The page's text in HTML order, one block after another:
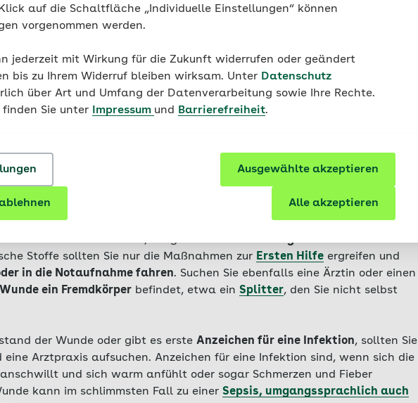
auf die Schaltfläche „Individuelle Einstellungen“ können
vorgenommen werden.
jederzeit mit Wirkung für die Zukunft widerrufen oder geändert
bis zu Ihrem Widerruf bleiben wirksam. Unter Datenschutz
über Art und Umfang der Datenverarbeitung sowie Ihre Rechte.
Sie unter
Impressum und Barrierefreiheit.
Ausgewählte akzeptieren
Alle akzeptieren
Verletzung prüfen, ob Sie
und Erde. Sie können schnell in eine Wunde gelangen und trotz moderner
Muskelkrämpfe auslösen. DieAuffrischung der Tetanus-Impfung
nicht reicht: Wann
ärztliche Hilfe?
Stoffe sollten Sie nur die Maßnahmen zur Ersten Hilfe ergreifen und
in die Notaufnahme fahren. Suchen Sie ebenfalls eine Ärztin oder einen
Wunde ein Fremdkörper befindet, etwa ein Splitter, den Sie nicht selbst
der Wunde oder gibt es erste Anzeichen für eine Infektion, sollten Sie
Arztpraxis aufsuchen. Anzeichen für eine Infektion sind, wenn sich die
und sich warm anfühlt oder sogar Schmerzen und Fieber
kann im schlimmsten Fall zu einer Sepsis, umgangssprachlich auch